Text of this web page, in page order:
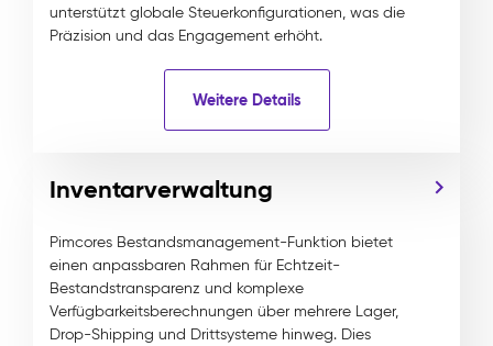
unterstützt globale Steuerkonfigurationen, was die
Präzision und das Engagement erhöht.
Weitere Details
Inventarverwaltung
Pimcores Bestandsmanagement-Funktion bietet
einen anpassbaren Rahmen für Echtzeit-
Bestandstransparenz und komplexe
Verfügbarkeitsberechnungen über mehrere Lager,
Drop-Shipping und Drittsysteme hinweg. Dies